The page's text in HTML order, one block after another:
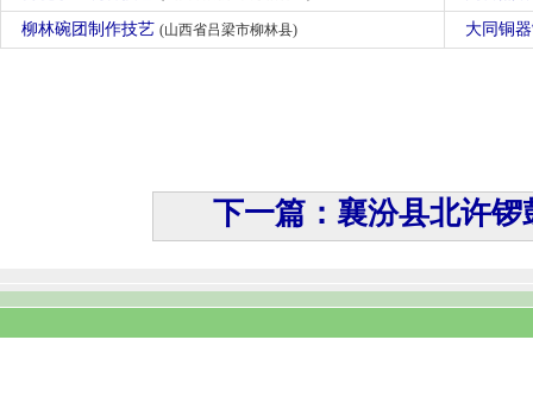
柳林碗团制作技艺 (山西省吕梁市柳林县) 大同铜
下一篇：襄汾县北许锣